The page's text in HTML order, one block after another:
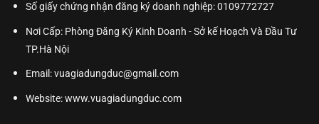
Số giấy chứng nhận đăng ký doanh nghiệp: 0109772727
Nơi Cấp: Phòng Đăng Ký Kinh Doanh - Sở kế Hoạch Và Đầu Tư
TP.Hà Nội
Email: vuagiadungduc@gmail.com
Website:www.vuagiadungduc.com